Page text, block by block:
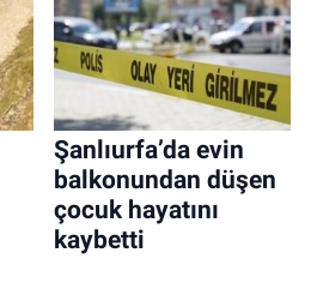
Şanlıurfa’da evin
balkonundan düşen
çocuk hayatını
kaybetti